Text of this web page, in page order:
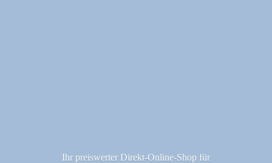
Ihr preiswerter Direkt-Online-Shop für